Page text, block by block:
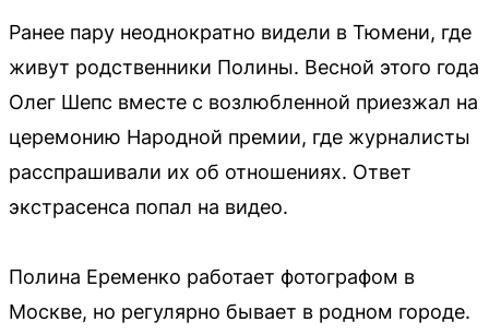
Ранее пару неоднократно видели в Тюмени, где
живут родственники Полины. Весной этого года
Олег Шепс вместе с возлюбленной приезжал на
церемонию Народной премии, где журналисты
расспрашивали их об отношениях. Ответ
экстрасенса попал на видео.
Полина Еременко работает фотографом в
Москве, но регулярно бывает в родном городе.